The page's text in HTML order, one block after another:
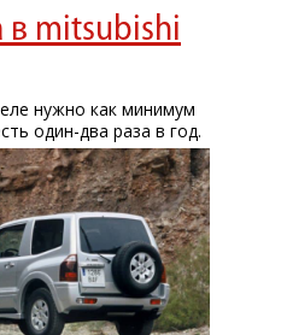
в mitsubishi
нужно как минимум
один-два раза в год.